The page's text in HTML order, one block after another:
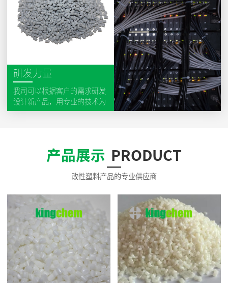
研发力量
我司可以根据客户的需求研发
设计新产品，用专业的技术为
顾客提升产品层次、改进制造
互信的合作。以市场为导向，
积极参与市场竞争，不断完善
产品展示 PRODUCT
改性塑料产品的专业供应商